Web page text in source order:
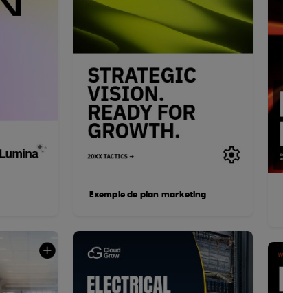
Exemple de plan marketing